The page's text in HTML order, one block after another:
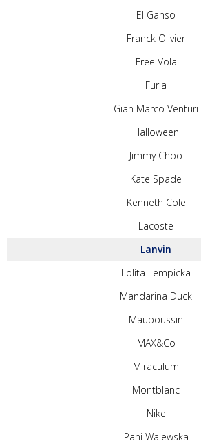
El Ganso
Franck Olivier
Free Vola
Furla
Gian Marco Venturi
Halloween
Jimmy Choo
Kate Spade
Kenneth Cole
Lacoste
Lanvin
Lolita Lempicka
Mandarina Duck
Mauboussin
MAX&Co
Miraculum
Montblanc
Nike
Pani Walewska